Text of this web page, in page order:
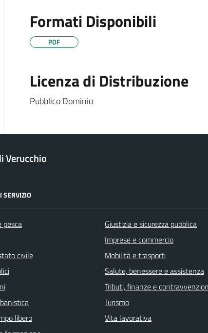
Formati Disponibili
PDF
Licenza di Distribuzione
Pubblico Dominio
Verucchio
SERVIZIO
pesca
civile
libero
Giustizia e sicurezza pubblica
Imprese e commercio
Mobilità e trasporti
Salute, benessere e assistenza
Tributi, finanze e
Turismo
Vita lavorativa